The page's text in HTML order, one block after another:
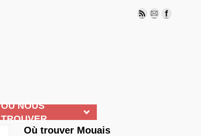
OÙ NOUS
TROUVER
Où trouver Mouais